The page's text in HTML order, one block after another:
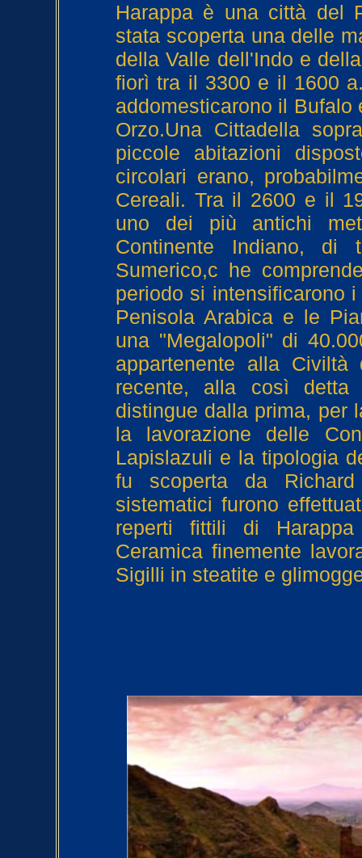
Harappa è una città del
stata scoperta una delle
della Valle dell'Indo e
fiorì tra il 3300 e il 1600
addomesticarono il
Orzo.Una Cittadella
piccole abitazioni
circolari erano,
Cereali. Tra il 2600 e il
uno dei più antichi
Continente Indiano, di
Sumerico,c he
periodo si intensificarono
Penisola Arabica e le
una "Megalopoli" di
appartenente alla
recente, alla così
distingue dalla prima, per
la lavorazione delle
Lapislazuli e la tipologia
fu scoperta da
sistematici furono
reperti fittili di
Ceramica finemente
Sigilli in steatite e